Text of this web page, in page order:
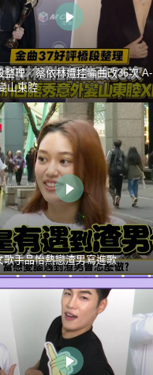
整理／蔡依林遭控編曲改36次 A-
山東腔
歌手品怡熱戀渣男寫進歌